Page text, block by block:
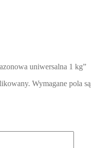
uniwersalna 1 kg”
Wymagane pola są